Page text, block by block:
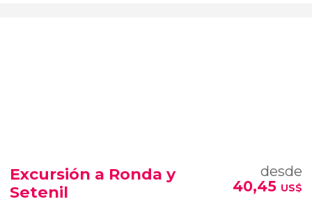
Excursión a Ronda y
Setenil
desde
40,45 US$